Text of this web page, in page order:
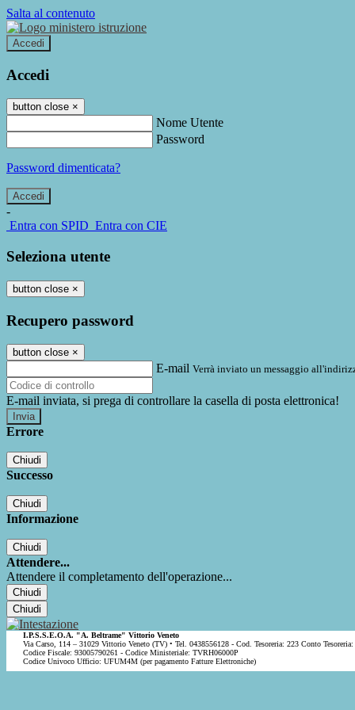
Salta al contenuto
Accedi
Accedi
button close ×
Nome Utente
Password
Password dimenticata?
-
Entra con SPID Entra con CIE
Seleziona utente
button close ×
Recupero password
button close ×
E-mail Verrà inviato un messaggio
E-mail inviata, si prega di controllare la casella di posta elettronica!
Errore
Chiudi
Successo
Chiudi
Informazione
Chiudi
Attendere...
Attendere il completamento dell'operazione...
Chiudi
Chiudi
I.P.S.S.E.O.A. "A. Beltrame" Vittorio Veneto
Via Carso, 114 – 31029 Vittorio Veneto (TV) • Tel. 0438556128 - Cod. Tesoreria: 223 Conto
Codice Fiscale: 93005790261 - Codice Ministeriale: TVRH06000P
Codice Univoco Ufficio: UFUM4M (per pagamento Fatture Elettroniche)